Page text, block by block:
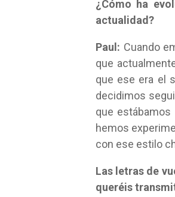
¿Cómo ha
actualidad?
Paul: Cuando
que
que ese era el
decidimos
que
hemos
con ese estilo
Las letras de
queréis